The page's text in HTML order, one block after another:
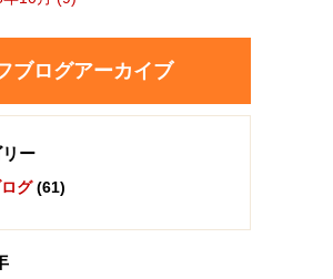
ブログアーカイブ
ー
グ(61)